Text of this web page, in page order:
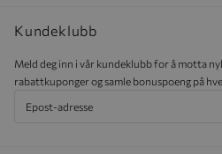
Kundeklubb
Meld deg inn i vår kundeklubb for å motta
rabattkuponger og samle bonuspoeng på